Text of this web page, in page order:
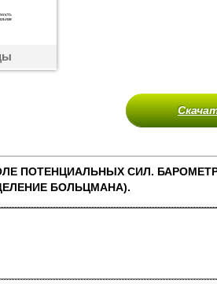
ПОТЕНЦИАЛЬНЫХ СИЛ.
БОЛЬЦМАНА).